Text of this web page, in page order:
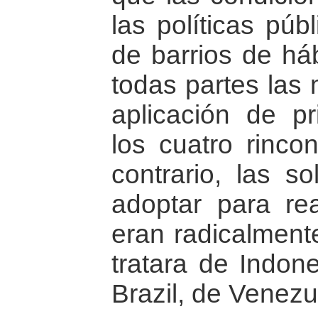
las políticas
de barrios de
todas partes las
aplicación de
los cuatro
contrario, las
adoptar para
eran
tratara de
Brazil, de